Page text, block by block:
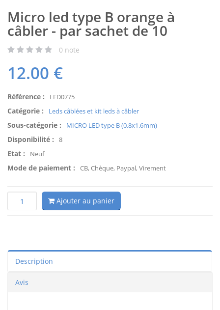
Micro led type B orange à
câbler - par sachet de 10
0 note
12.00 €
Référence : LED0775
Catégorie : Leds câblées et kit leds à câbler
Sous-catégorie : MICRO LED type B (0.8x1.6mm)
Disponibilité : 8
Etat : Neuf
Mode de paiement : CB, Chèque, Paypal, Virement
Ajouter au panier
Description
Avis